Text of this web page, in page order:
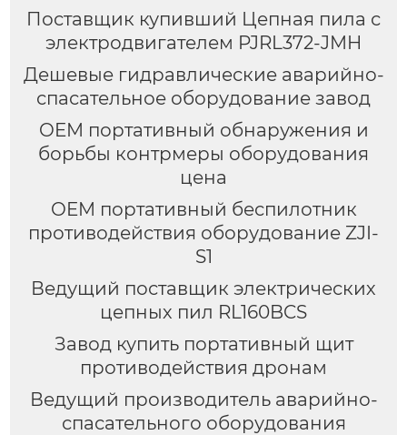
Поставщик купивший Цепная пила с
электродвигателем PJRL372-JMH
Дешевые гидравлические аварийно-
спасательное оборудование завод
OEM портативный обнаружения и
борьбы контрмеры оборудования
цена
OEM портативный беспилотник
противодействия оборудование ZJI-
S1
Ведущий поставщик электрических
цепных пил RL160BCS
Завод купить портативный щит
противодействия дронам
Ведущий производитель аварийно-
спасательного оборудования